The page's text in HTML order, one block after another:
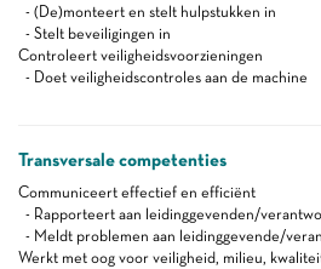
- (De)monteert en stelt hulpstukken in
- Stelt beveiligingen in
Controleert veiligheidsvoorzieningen
- Doet veiligheidscontroles aan de machine
Transversale competenties
Communiceert effectief en efficiënt
- Rapporteert aan leidinggevenden/
- Meldt problemen aan leidinggevende/
Werkt met oog voor veiligheid, milieu,